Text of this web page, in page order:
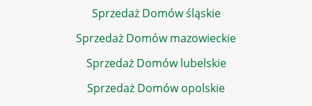
Sprzedaż Domów śląskie
Sprzedaż Domów mazowieckie
Sprzedaż Domów lubelskie
Sprzedaż Domów opolskie